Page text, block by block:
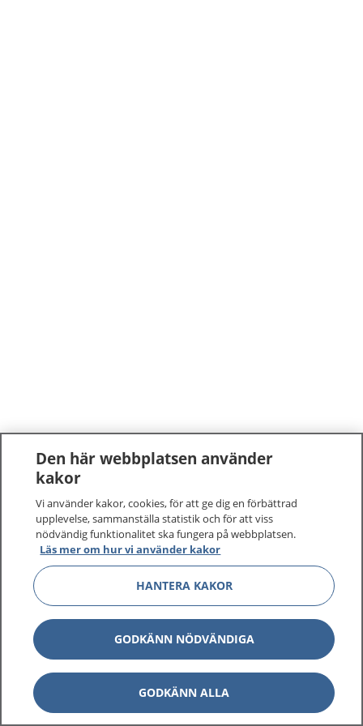
Den här webbplatsen använder
kakor
Vi använder kakor, cookies, för att ge dig en förbättrad
upplevelse, sammanställa statistik och för att viss
nödvändig funktionalitet ska fungera på webbplatsen.
Läs mer om hur vi använder kakor
HANTERA KAKOR
GODKÄNN NÖDVÄNDIGA
GODKÄNN ALLA